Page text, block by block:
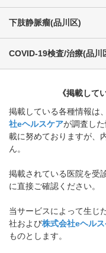
下肢静脈瘤(品川区)
COVID-19検査/治療(品川
《掲載して
掲載している各種情報は
社eヘルスケアが調査し
載に努めておりますが、
ん。
掲載されている医院を受
に直接ご確認ください。
当サービスによって生じ
社および株式会社eヘル
ものとします。